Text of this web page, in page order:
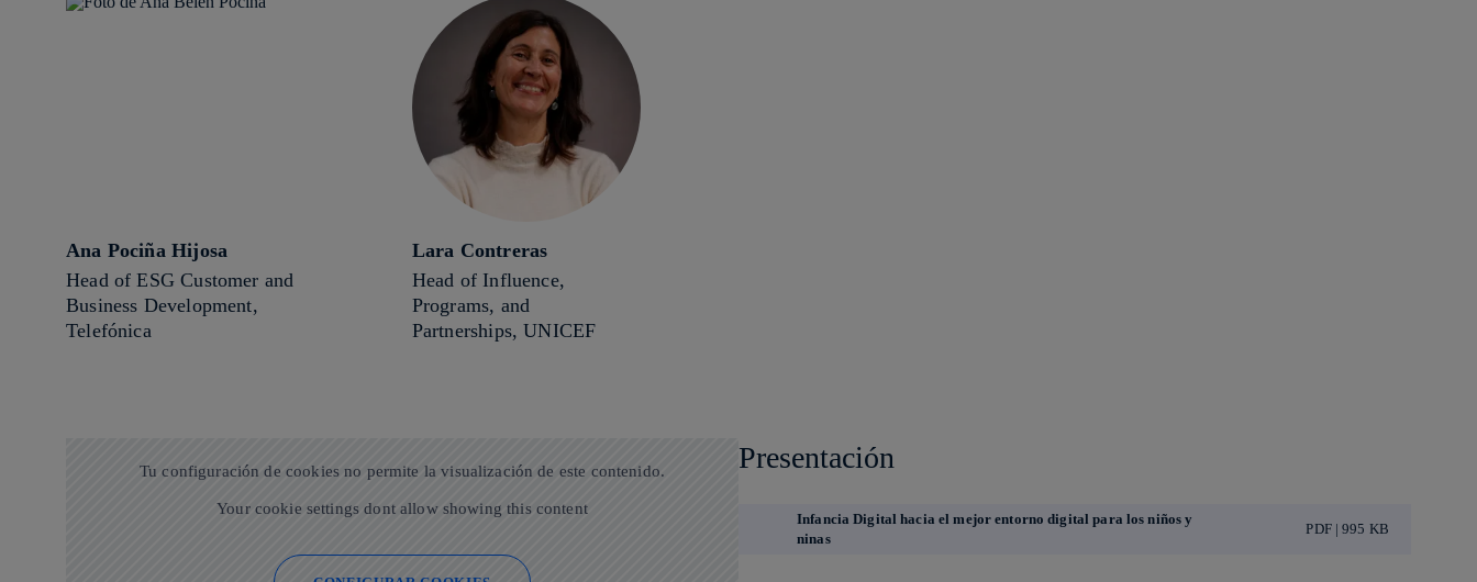
Ana Pociña Hijosa
Head of ESG Customer and
Business Development,
Telefónica
Lara Contreras
Head of Influence,
Programs, and
Partnerships, UNICEF
Tu configuración de cookies no permite la visualización de este contenido.
Your cookie settings dont allow showing this content
Presentación
Infancia Digital hacia el mejor entorno digital para los niños y
ninas
PDF | 995 KB